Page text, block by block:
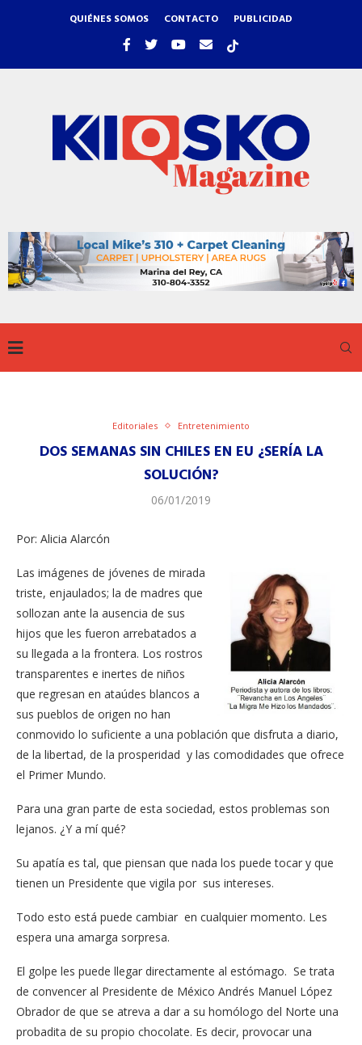
QUIÉNES SOMOS CONTACTO PUBLICIDAD
Editoriales Entretenimiento
DOS SEMANAS SIN CHILES EN EU ¿SERÍA LA
SOLUCIÓN?
06/01/2019
Por: Alicia Alarcón
Las imágenes de jóvenes de mirada
triste, enjaulados; la de madres que
sollozan ante la ausencia de sus
hijos que les fueron arrebatados a
su llegada a la frontera. Los rostros
transparentes e inertes de niños
que regresan en ataúdes blancos a
sus pueblos de origen no han
conmovido lo suficiente a una población que disfruta a diario,
de la libertad, de la prosperidad y las comodidades que ofrece
el Primer Mundo.
Para una gran parte de esta sociedad, estos problemas son
lejanos. ¿Y a mí qué?
Su apatía es tal, que piensan que nada los puede tocar y que
tienen un Presidente que vigila por sus intereses.
Todo esto está puede cambiar en cualquier momento. Les
espera una amarga sorpresa.
El golpe les puede llegar directamente al estómago. Se trata
de convencer al Presidente de México Andrés Manuel López
Obrador de que se atreva a dar a su homólogo del Norte una
probadita de su propio chocolate. Es decir, provocar una